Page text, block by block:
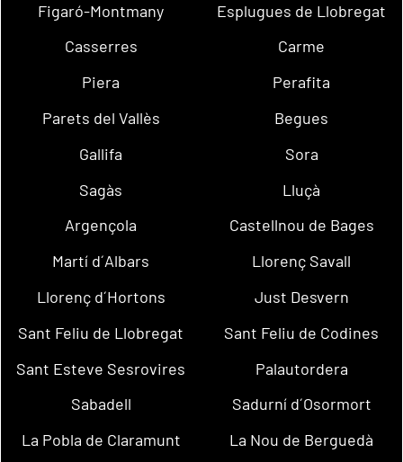
Figaró-Montmany
Esplugues de Llobregat
Casserres
Carme
Piera
Perafita
Parets del Vallès
Begues
Gallifa
Sora
Sagàs
Lluçà
Argençola
Castellnou de Bages
Martí d´Albars
Llorenç Savall
Llorenç d´Hortons
Just Desvern
Sant Feliu de Llobregat
Sant Feliu de Codines
Sant Esteve Sesrovires
Palautordera
Sabadell
Sadurní d´Osormort
La Pobla de Claramunt
La Nou de Berguedà